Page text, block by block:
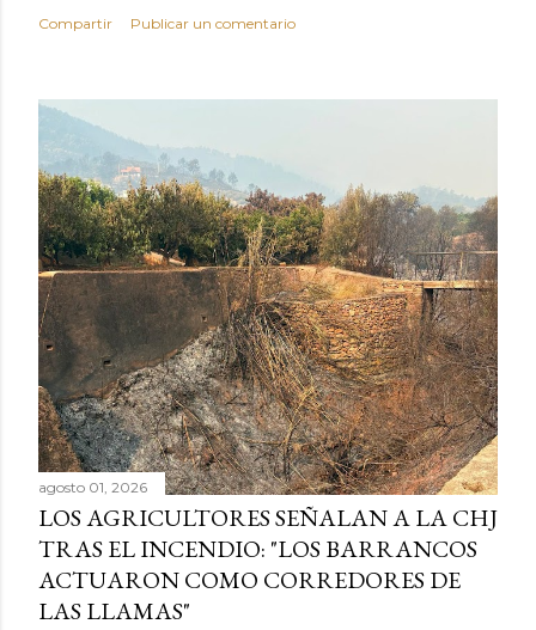
Compartir Publicar un comentario
agosto 01, 2026
LOS AGRICULTORES SEÑALAN A LA CHJ
TRAS EL INCENDIO: "LOS BARRANCOS
ACTUARON COMO CORREDORES DE
LAS LLAMAS"